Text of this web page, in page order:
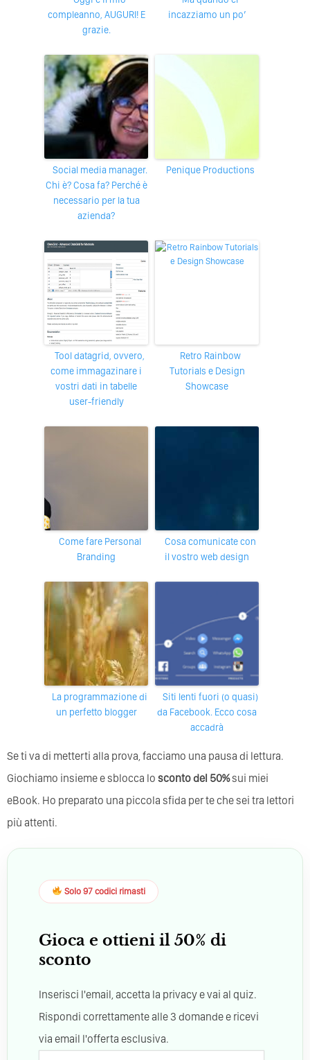
compleanno, AUGURI! E
grazie.
incazziamo un po’
Social media manager.
Chi è? Cosa fa? Perché è
necessario per la tua
azienda?
Penique Productions
Tool datagrid, ovvero,
come immagazinare i
vostri dati in tabelle
user-friendly
Retro Rainbow
Tutorials e Design
Showcase
Come fare Personal
Branding
Cosa comunicate con
il vostro web design
La programmazione di
un perfetto blogger
Siti lenti fuori (o quasi)
da Facebook. Ecco cosa
accadrà
Se ti va di metterti alla prova, facciamo una pausa di lettura.
Giochiamo insieme e sblocca lo sconto del 50%sui miei
eBook. Ho preparato una piccola sfida per te che sei tra lettori
più attenti.
Solo 97 codici rimasti
Gioca e ottieni il 50% di
sconto
Inserisci l'email, accetta la privacy e vai al quiz.
Rispondi correttamente alle 3 domande e ricevi
via email l'offerta esclusiva.